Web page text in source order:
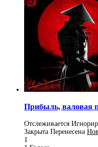
Прибыль, валовая
Отслеживается
Закрыта Перенесена
1